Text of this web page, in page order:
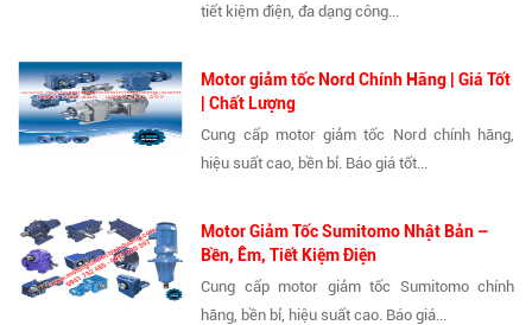
tiết kiệm điện, đa dạng công...
Motor giảm tốc Nord Chính Hãng | Giá Tốt
| Chất Lượng
Cung cấp motor giảm tốc Nord chính hãng,
hiệu suất cao, bền bỉ. Báo giá tốt...
Motor Giảm Tốc Sumitomo Nhật Bản –
Bền, Êm, Tiết Kiệm Điện
Cung cấp motor giảm tốc Sumitomo chính
hãng, bền bỉ, hiệu suất cao. Báo giá...